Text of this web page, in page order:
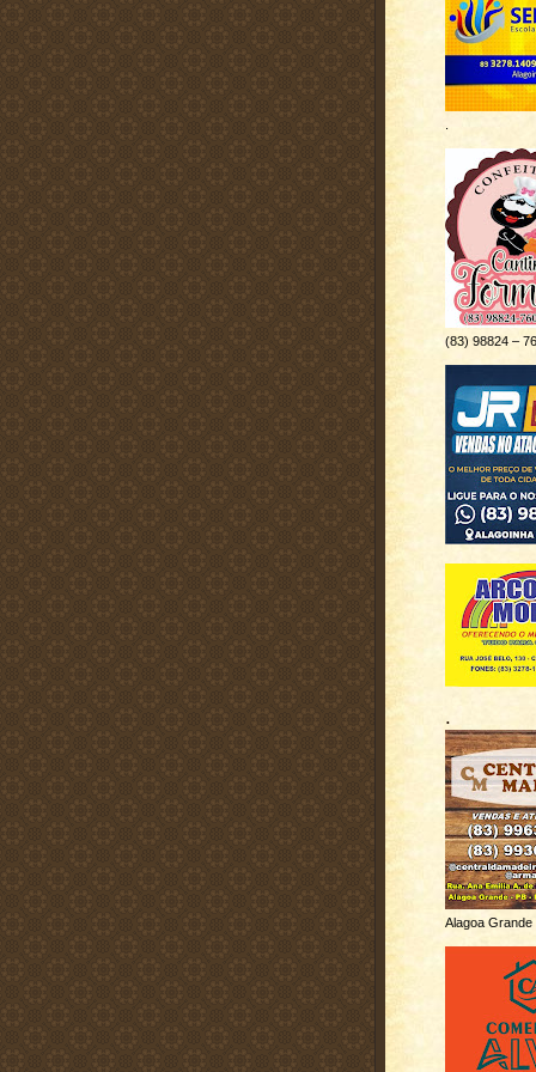
(83) 98824 –
.
Alagoa Grande